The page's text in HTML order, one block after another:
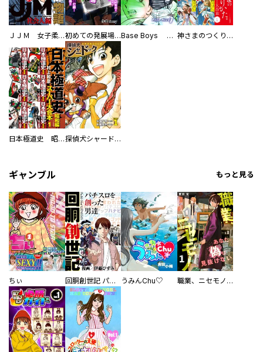
ＪＪＭ 女子柔道部物語 社会人編 初めての発展場 【白抜き修正版】 Base Boys 新装版 神さまのつくりかた。スーパー大合本
日本極道史 昭和編 スーパー大合本 探偵犬シャードック（新装版）
ギャンブル もっと見る
ちぃ 回胴創世記 パチスロを創った男達 うみんChu♡ 職業、ニセモノ～あなたに偽は見抜けない【電子単行本版】